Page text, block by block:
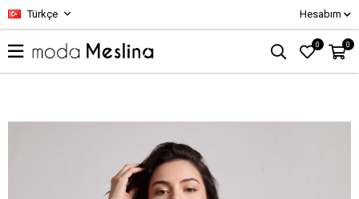
Türkçe Hesabım
0 0